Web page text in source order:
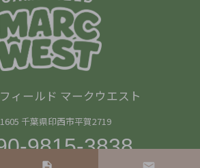
ィールド マークウエスト
千葉県印西市平賀2719
9815-3838